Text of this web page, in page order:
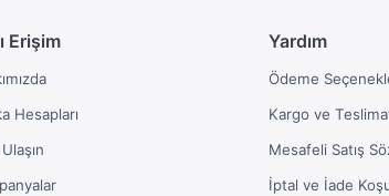
Erişim
Hesapları
Yardım
Ödeme
Kargo ve
Mesafeli Satış
İptal ve İade